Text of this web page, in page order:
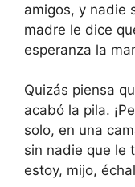
amigos, y nadie
madre le dice
esperanza la
Quizás piensa
acabó la pila.
solo, en una
sin nadie que le
estoy, mijo,